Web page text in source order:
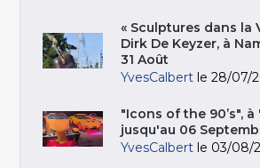
« Sculptures dans la
Dirk De Keyzer, à
31 Août
YvesCalbert le 28/07/
"Icons of the 90’s",
jusqu'au 06
YvesCalbert le 03/08/